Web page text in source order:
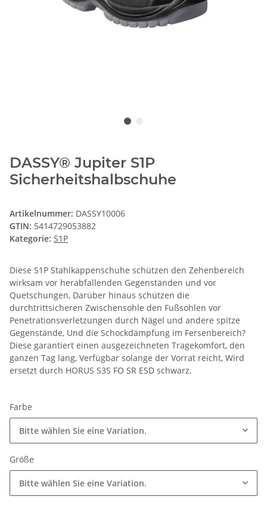
DASSY® Jupiter S1P
Sicherheitshalbschuhe
Artikelnummer: DASSY10006
GTIN: 5414729053882
Kategorie: S1P
Diese S1P Stahlkappenschuhe schützen den Zehenbereich
wirksam vor herabfallenden Gegenständen und vor
Quetschungen, Darüber hinaus schützen die
durchtrittsicheren Zwischensohle den Fußsohlen vor
Penetrationsverletzungen durch Nägel und andere spitze
Gegenstände, Und die Schockdämpfung im Fersenbereich?
Diese garantiert einen ausgezeichneten Tragekomfort, den
ganzen Tag lang, Verfügbar solange der Vorrat reicht, Wird
ersetzt durch HORUS S3S FO SR ESD schwarz,
Farbe
Bitte wählen Sie eine Variation.
Größe
Bitte wählen Sie eine Variation.